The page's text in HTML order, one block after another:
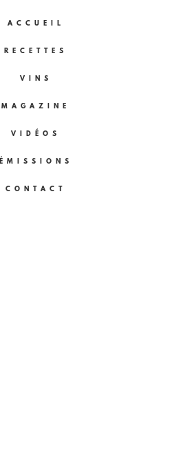
ACCUEIL
RECETTES
VINS
MAGAZINE
VIDÉOS
ÉMISSIONS
CONTACT